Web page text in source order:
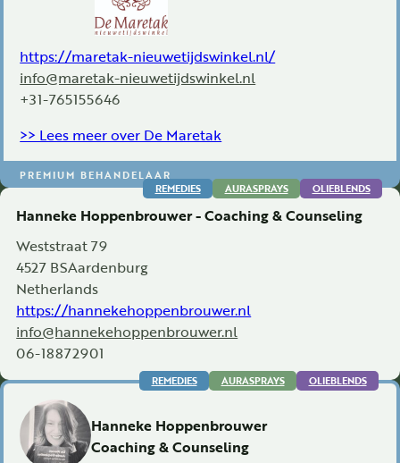
https://maretak-nieuwetijdswinkel.nl/
info@maretak-nieuwetijdswinkel.nl
+31-765155646
PREMIUM BEHANDELAAR
>> Lees meer over De Maretak
Hanneke Hoppenbrouwer - Coaching & Counseling
Weststraat 79
4527 BSAardenburg
Netherlands
https://hannekehoppenbrouwer.nl
info@hannekehoppenbrouwer.nl
06-18872901
REMEDIES AURASPRAYS OLIEBLENDS
Hanneke Hoppenbrouwer
Coaching & Counseling
REMEDIES AURASPRAYS OLIEBLENDS